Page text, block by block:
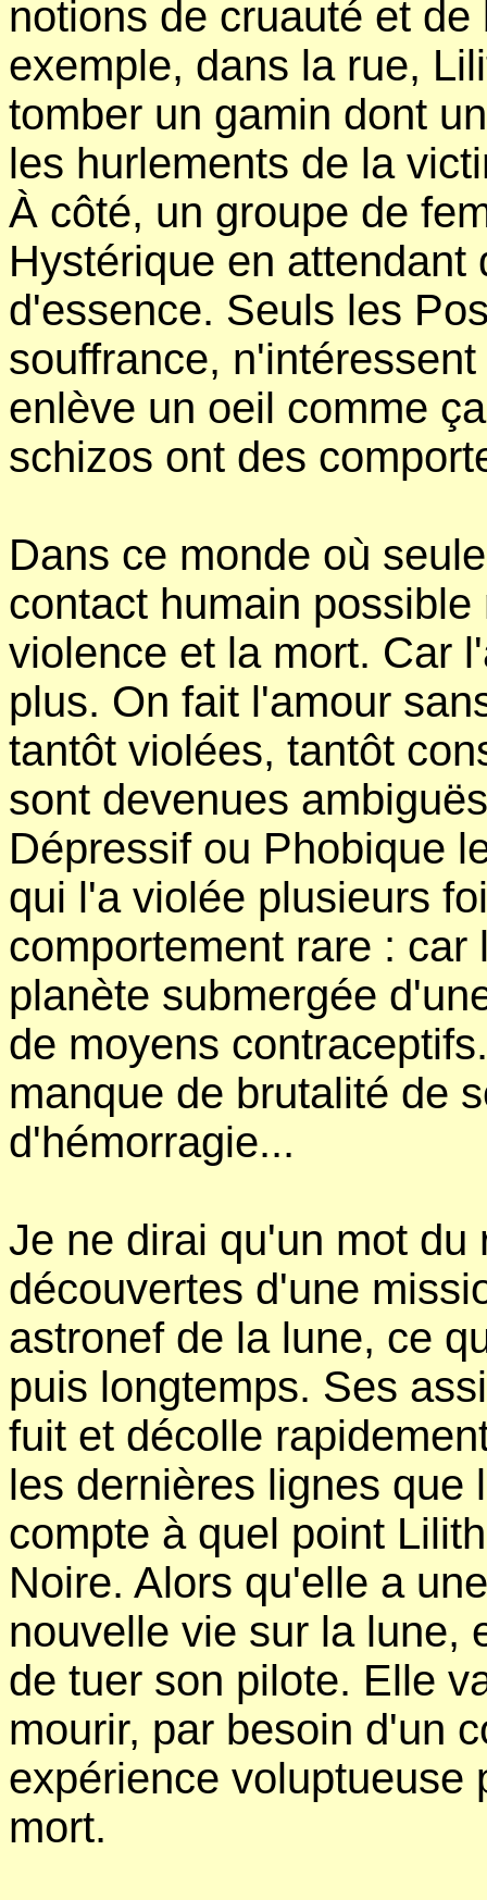
notions de cruauté et
exemple, dans la rue,
tomber un gamin dont
les hurlements de la
À côté, un groupe de
Hystérique en
d'essence. Seuls les
souffrance,
enlève un oeil comme
schizos ont des
Dans ce monde où
contact humain
violence et la mort. Car
plus. On fait l'amour
tantôt violées, tantôt
sont devenues
Dépressif ou Phobique
qui l'a violée plusieurs
comportement rare :
planète submergée
de moyens
manque de brutalité de
d'hémorragie...
Je ne dirai qu'un mot du
découvertes d'une
astronef de la lune, ce
puis longtemps. Ses
fuit et décolle
les dernières lignes que
compte à quel point
Noire. Alors qu'elle a
nouvelle vie sur la lune,
de tuer son pilote. Elle
mourir, par besoin d'un
expérience voluptueuse
mort.